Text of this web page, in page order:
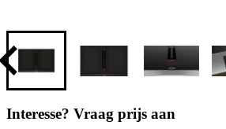
Interesse? Vraag prijs aan